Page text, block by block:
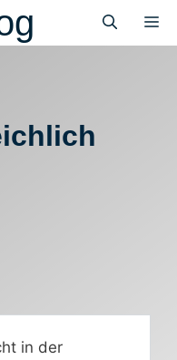
in der